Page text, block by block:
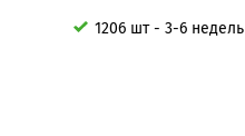
1206 шт - 3-6 недель